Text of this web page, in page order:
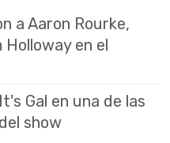
a Aaron Rourke,
en el
Gal en una de las
show